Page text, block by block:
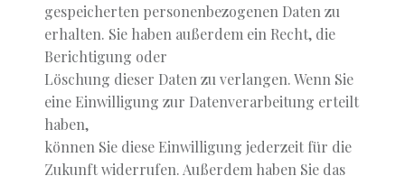
gespeicherten personenbezogenen Daten zu
erhalten. Sie haben außerdem ein Recht, die
Berichtigung oder
Löschung dieser Daten zu verlangen. Wenn Sie
eine Einwilligung zur Datenverarbeitung erteilt
haben,
können Sie diese Einwilligung jederzeit für die
Zukunft widerrufen. Außerdem haben Sie das